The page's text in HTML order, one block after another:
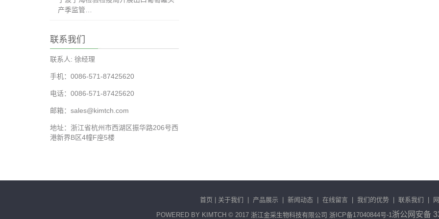
产季监管…
联系我们
联系人: 徐经理
手机：0086-571-87425620
电话：0086-571-87425620
邮箱：sales@kimtch.com
地址：浙江省杭州市西湖区振华路206号西
港新界B区4幢F座5楼
首页 关于我们 产品展示 新闻动态 在线留言 我们的优势 联系我们
POWERED BY KIMTCH © 2017 浙江金采生物科技有限公司 浙ICP备17040844号-1浙公网安备